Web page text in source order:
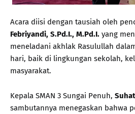
Acara diisi dengan tausiah oleh
Febriyandi, S.Pd.I., M.Pd.I. yang
meneladani akhlak Rasulullah
hari, baik di lingkungan sekolah,
masyarakat.
Kepala SMAN 3 Sungai Penuh,
sambutannya menegaskan bahwa